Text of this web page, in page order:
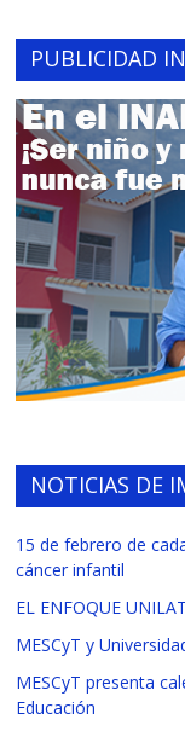
PUBLICIDAD
NOTICIAS DE
15 de febrero de
cáncer infantil
EL ENFOQUE
MESCyT y
MESCyT presenta
Educación